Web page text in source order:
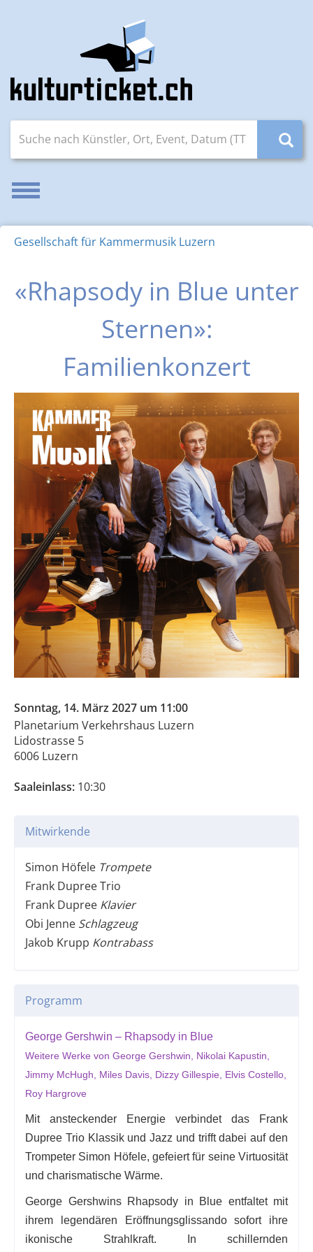
Navigation aktivieren/deaktivieren
Gesellschaft für Kammermusik Luzern
«Rhapsody in Blue unter
Sternen»:
Familienkonzert
Sonntag, 14. März 2027 um 11:00
Planetarium Verkehrshaus Luzern
Lidostrasse 5
6006 Luzern
Saaleinlass: 10:30
Mitwirkende
Simon Höfele Trompete
Frank Dupree Trio
Frank Dupree Klavier
Obi Jenne Schlagzeug
Jakob Krupp Kontrabass
Programm
George Gershwin – Rhapsody in Blue
Weitere Werke von George Gershwin, Nikolai Kapustin,
Jimmy McHugh, Miles Davis, Dizzy Gillespie, Elvis Costello,
Roy Hargrove
Mit ansteckender Energie verbindet das Frank
Dupree Trio Klassik und Jazz und trifft dabei auf den
Trompeter Simon Höfele, gefeiert für seine Virtuosität
und charismatische Wärme.
George Gershwins Rhapsody in Blue entfaltet mit
ihrem legendären Eröffnungsglissando sofort ihre
ikonische Strahlkraft. In schillernden